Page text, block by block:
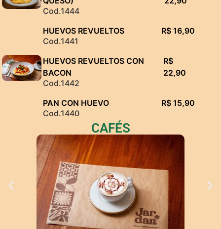
Cod.1444
HUEVOS REVUELTOS
R$ 16,90
Cod.1441
HUEVOS REVUELTOS CON
BACON
R$
22,90
Cod.1442
PAN CON HUEVO
R$ 15,90
Cod.1440
CAFÉS